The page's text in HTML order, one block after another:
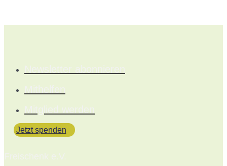
Newsletter abonnieren
Mithelfen
Mitglied werden
Jetzt spenden
Freischenk e.V.